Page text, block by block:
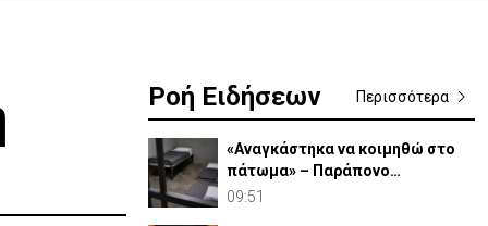
Ροή Ειδήσεων Περισσότερα
«Αναγκάστηκα να κοιμηθώ στο
πάτωμα» – Παράπονο
κρατούμενου ενώπιον
09:51